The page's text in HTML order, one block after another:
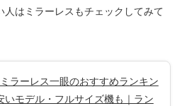
人はミラーレスもチェックしてみて
ミラーレス一眼のおすすめランキン
いモデル・フルサイズ機も｜ラン